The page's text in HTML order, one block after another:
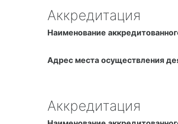
Аккредитация
Наименование
Адрес места осуществления
Аккредитация